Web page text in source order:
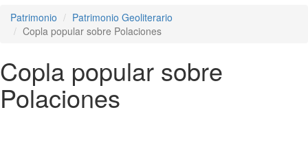
Patrimonio
Patrimonio Geoliterario
Copla popular sobre Polaciones
Copla popular sobre
Polaciones